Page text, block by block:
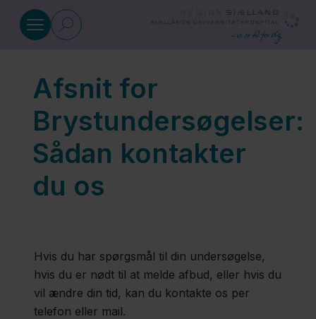
Kontakt Billeddiagnostsisk
Køge
Roskilde
Brystundersøgelser
Røntgenklinikken
Afsnit for
Brystundersøgelser:
Sådan kontakter
du os
Hvis du har spørgsmål til din undersøgelse,
hvis du er nødt til at melde afbud, eller hvis du
vil ændre din tid, kan du kontakte os per
telefon eller mail.